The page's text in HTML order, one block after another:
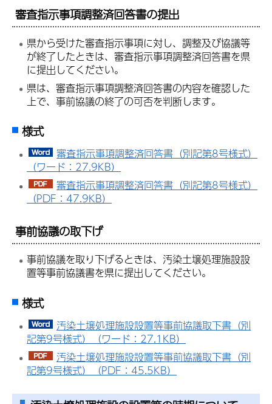
審査指示事項調整済回答書の提出
県から受けた審査指示事項に対し、調整及び協議等
が終了したときは、審査指示事項調整済回答書を県
に提出してください。
県は、審査指示事項調整済回答書の内容を確認した
上で、事前協議の終了の可否を判断します。
様式
審査指示事項調整済回答書（別記第8号様式）
（ワード：27.9KB）
審査指示事項調整済回答書（別記第8号様式）
（PDF：47.9KB）
事前協議の取下げ
事前協議を取り下げるときは、汚染土壌処理施設設
置等事前協議書を県に提出してください。
様式
汚染土壌処理施設設置等事前協議取下書（別
記第9号様式）（ワード：27.1KB）
汚染土壌処理施設設置等事前協議取下書（別
記第9号様式）（PDF：45.5KB）